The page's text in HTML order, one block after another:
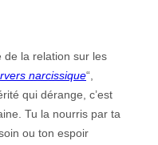
de la relation sur les
narcissique“,
qui dérange, c’est
Tu la nourris par ta
ou ton espoir